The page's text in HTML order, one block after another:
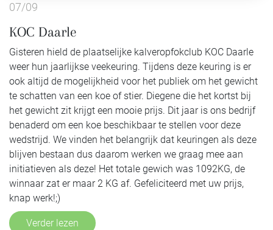
07/09
KOC Daarle
Gisteren hield de plaatselijke kalveropfokclub KOC Daarle
weer hun jaarlijkse veekeuring. Tijdens deze keuring is er
ook altijd de mogelijkheid voor het publiek om het gewicht
te schatten van een koe of stier. Diegene die het kortst bij
het gewicht zit krijgt een mooie prijs. Dit jaar is ons bedrijf
benaderd om een koe beschikbaar te stellen voor deze
wedstrijd. We vinden het belangrijk dat keuringen als deze
blijven bestaan dus daarom werken we graag mee aan
initiatieven als deze! Het totale gewich was 1092KG, de
winnaar zat er maar 2 KG af. Gefeliciteerd met uw prijs,
knap werk!;)
Verder lezen